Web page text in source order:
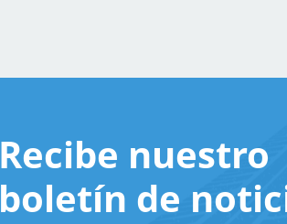
Recibe nuestro
boletín de